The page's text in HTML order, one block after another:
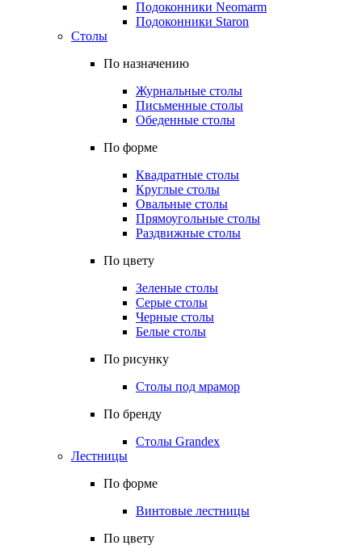
Подоконники Neomarm
Подоконники Staron
Столы
По назначению
Журнальные столы
Письменные столы
Обеденные столы
По форме
Квадратные столы
Круглые столы
Овальные столы
Прямоугольные столы
Раздвижные столы
По цвету
Зеленые столы
Серые столы
Черные столы
Белые столы
По рисунку
Столы под мрамор
По бренду
Столы Grandex
Лестницы
По форме
Винтовые лестницы
По цвету